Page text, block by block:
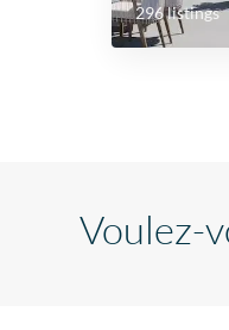
296 listings
Voulez-